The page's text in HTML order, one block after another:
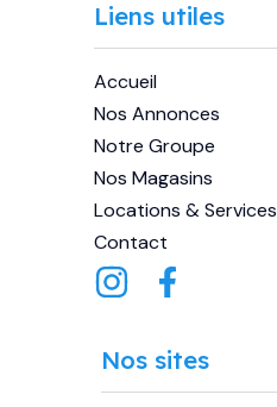
Liens utiles
Accueil
Nos Annonces
Notre Groupe
Nos Magasins
Locations & Services
Contact
Nos sites